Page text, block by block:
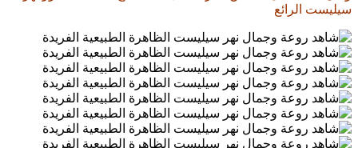
سيليست الرائع